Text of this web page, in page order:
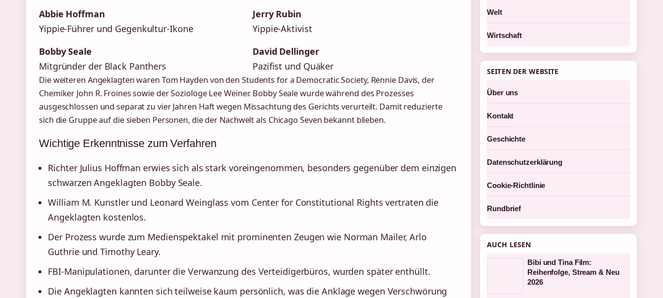
Abbie Hoffman
Yippie-Führer und Gegenkultur-Ikone
Jerry Rubin
Yippie-Aktivist
Bobby Seale
Mitgründer der Black Panthers
David Dellinger
Pazifist und Quäker
Die weiteren Angeklagten waren Tom Hayden von den Students for a Democratic Society, Rennie Davis, der
Chemiker John R. Froines sowie der Soziologe Lee Weiner. Bobby Seale wurde während des Prozesses
ausgeschlossen und separat zu vier Jahren Haft wegen Missachtung des Gerichts verurteilt. Damit reduzierte
sich die Gruppe auf die sieben Personen, die der Nachwelt als Chicago Seven bekannt blieben.
Wichtige Erkenntnisse zum Verfahren
Richter Julius Hoffman erwies sich als stark voreingenommen, besonders gegenüber dem einzigen
schwarzen Angeklagten Bobby Seale.
William M. Kunstler und Leonard Weinglass vom Center for Constitutional Rights vertraten die
Angeklagten kostenlos.
Der Prozess wurde zum Medienspektakel mit prominenten Zeugen wie Norman Mailer, Arlo
Guthrie und Timothy Leary.
FBI-Manipulationen, darunter die Verwanzung des Verteidigerbüros, wurden später enthüllt.
Die Angeklagten kannten sich teilweise kaum persönlich, was die Anklage wegen Verschwörung
Welt
Wirtschaft
SEITEN DER WEBSITE
Über uns
Kontakt
Geschichte
Datenschutzerklärung
Cookie-Richtlinie
Rundbrief
AUCH LESEN
Bibi und Tina Film:
Reihenfolge, Stream & Neu
2026